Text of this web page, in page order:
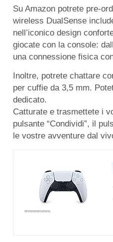
Su Amazon potrete pre-
wireless DualSense
nell’iconico design
giocate con la console:
una connessione fisica
Inoltre, potrete chattare
per cuffie da 3,5 mm.
dedicato.
Catturate e trasmettete i
pulsante “Condividi”, il
le vostre avventure dal